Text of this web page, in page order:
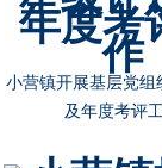
朝阳川镇开展“庆祝
70周年”主题宣